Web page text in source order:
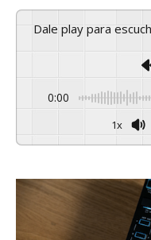
Dale play para
0:00
1x